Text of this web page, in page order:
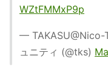
WZtFMMxP9p
— TAKASU@Nico-
ュニティ (@tks)